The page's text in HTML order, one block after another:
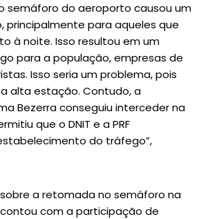
semáforo do aeroporto causou um
principalmente para aqueles que
à noite. Isso resultou em um
para a população, empresas de
Isso seria um problema, pois
alta estação. Contudo, a
Bezerra conseguiu interceder na
que o DNIT e a PRF
do tráfego”,
a retomada no semáforo na
com a participação de